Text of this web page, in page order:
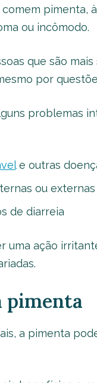
pimenta,
ou incômodo.
que são
por
problemas
e outras
ou externas
de diarreia
uma ação
pimenta
a pimenta